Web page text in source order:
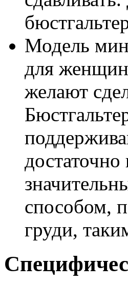
Модель
для
желают
способом,
груди,